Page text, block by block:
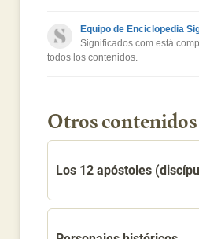
Este contenido no tiene
Otro
Equipo de Enciclopedia
Significados.com está
todos los contenidos.
Otros
Los 12 apóstoles